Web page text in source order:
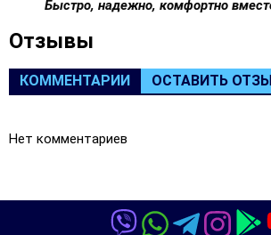
Быстро, надежно, комфортно
Oтзывы
КОММЕНТАРИИ ОСТАВИТЬ
Нет комментариев